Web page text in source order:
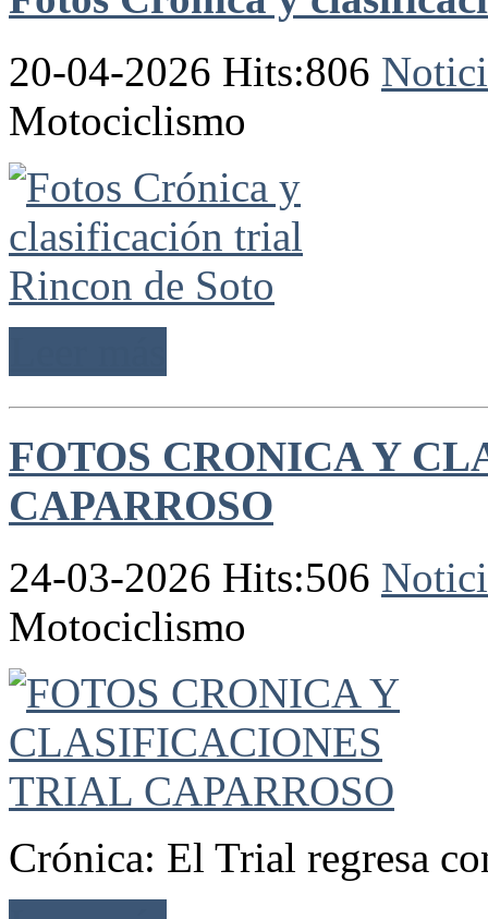
20-04-2026 Hits:806
Motociclismo
FOTOS CRONICA Y
CAPARROSO
24-03-2026 Hits:506
Motociclismo
Crónica: El Trial regresa